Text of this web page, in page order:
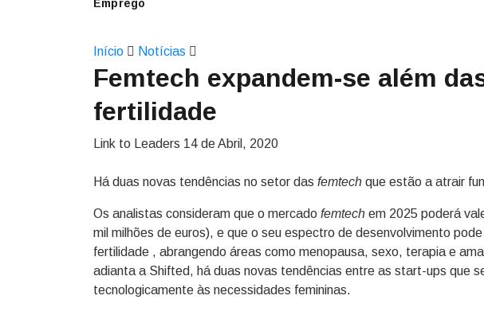
Emprego
Início Notícias
Femtech expandem-se além
fertilidade
Link to Leaders 14 de Abril, 2020
Há duas novas tendências no setor das femtech que estão a atrair
Os analistas consideram que o mercado femtech em 2025 poderá
mil milhões de euros), e que o seu espectro de desenvolvimento
fertilidade , abrangendo áreas como menopausa, sexo, terapia e
adianta a Shifted, há duas novas tendências entre as start-ups que
tecnologicamente às necessidades femininas.